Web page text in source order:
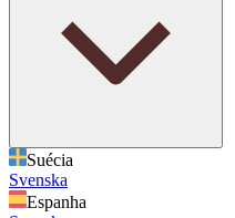
Suécia
Svenska
Espanha